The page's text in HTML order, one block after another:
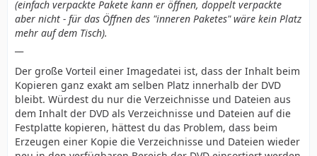
(einfach verpackte Pakete kann er öffnen, doppelt verpackte
aber nicht - für das Öffnen des "inneren Paketes" wäre kein Platz
mehr auf dem Tisch).
Der große Vorteil einer Imagedatei ist, dass der Inhalt beim
Kopieren ganz exakt am selben Platz innerhalb der DVD
bleibt. Würdest du nur die Verzeichnisse und Dateien aus
dem Inhalt der DVD als Verzeichnisse und Dateien auf die
Festplatte kopieren, hättest du das Problem, dass beim
Erzeugen einer Kopie die Verzeichnisse und Dateien wieder